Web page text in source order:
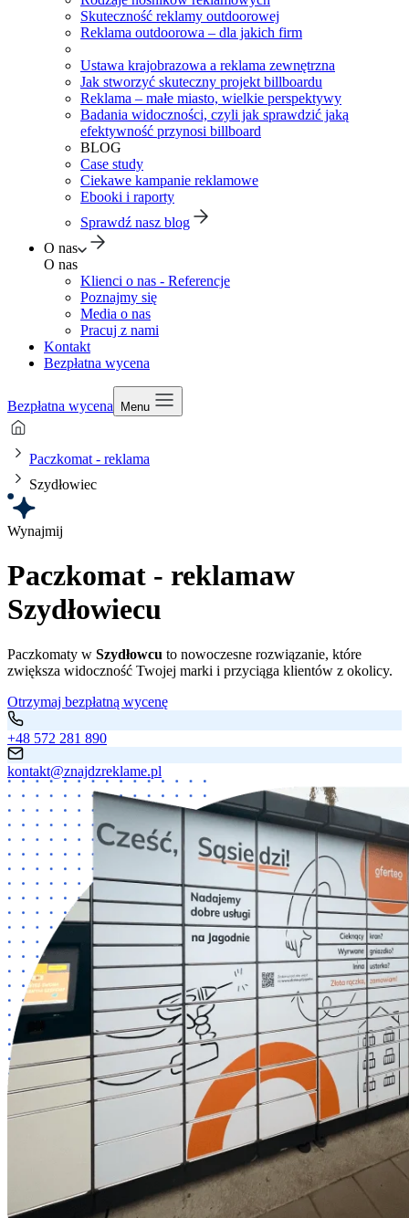
Skuteczność reklamy outdoorowej
Reklama outdoorowa – dla jakich firm
Ustawa krajobrazowa a reklama zewnętrzna
Jak stworzyć skuteczny projekt billboardu
Reklama – małe miasto, wielkie perspektywy
Badania widoczności, czyli jak sprawdzić jaką
efektywność przynosi billboard
BLOG
Case study
Ciekawe kampanie reklamowe
Ebooki i raporty
Sprawdź nasz blog
O nas
O nas
Klienci o nas - Referencje
Poznajmy się
Media o nas
Pracuj z nami
Kontakt
Bezpłatna wycena
Bezpłatna wycena Menu
Paczkomat - reklama
Szydłowiec
Wynajmij
Paczkomat - reklamaw
Szydłowiecu
Paczkomaty w Szydłowcu to nowoczesne rozwiązanie, które
zwiększa widoczność Twojej marki i przyciąga klientów z okolicy.
Otrzymaj bezpłatną wycenę
+48 572 281 890
kontakt@znajdzreklame.pl